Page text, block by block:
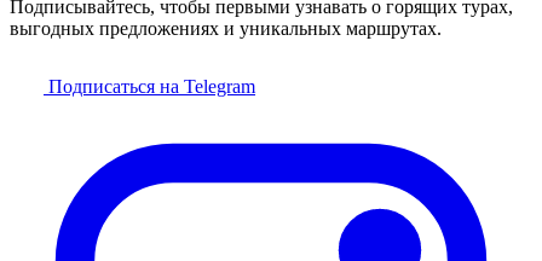
Подписывайтесь, чтобы первыми узнавать о горящих турах,
выгодных предложениях и уникальных маршрутах.
Подписаться на Telegram